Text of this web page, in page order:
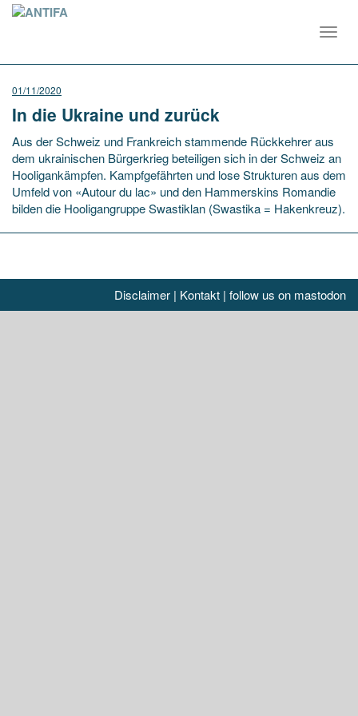
01/11/2020
In die Ukraine und zurück
Aus der Schweiz und Frankreich stammende Rückkehrer aus
dem ukrainischen Bürgerkrieg beteiligen sich in der Schweiz an
Hooligankämpfen. Kampfgefährten und lose Strukturen aus dem
Umfeld von «Autour du lac» und den Hammerskins Romandie
bilden die Hooligangruppe Swastiklan (Swastika = Hakenkreuz).
Disclaimer | Kontakt | follow us on mastodon